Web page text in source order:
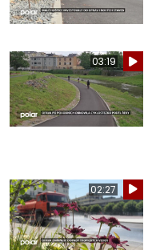
03:19
02:27